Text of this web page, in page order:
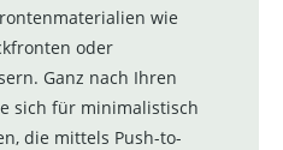
wie
oder
Ganz nach Ihren
sich für minimalistisch
die mittels Push-to-